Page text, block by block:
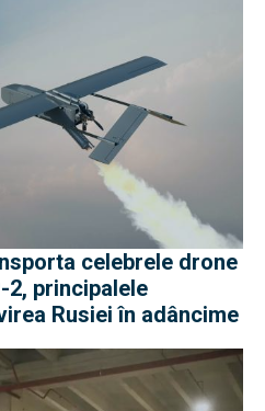
celebrele drone
2, principalele
Rusiei în adâncime